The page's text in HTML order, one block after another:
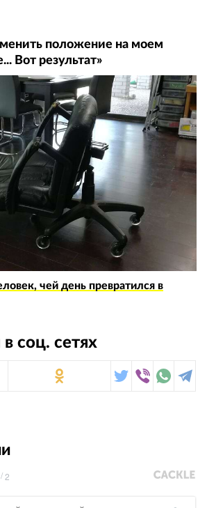
положение на моем
Вот результат»
чей день превратился в
соц. сетях
/2